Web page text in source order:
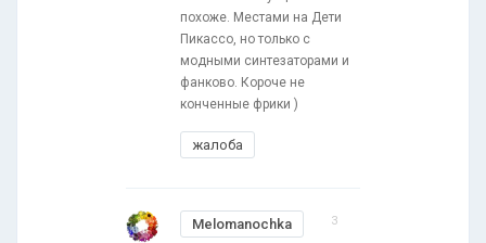
похоже. Местами на Дети
Пикассо, но только с
модными синтезаторами и
фанково. Короче не
конченные фрики )
жалоба
Melomanochka 3